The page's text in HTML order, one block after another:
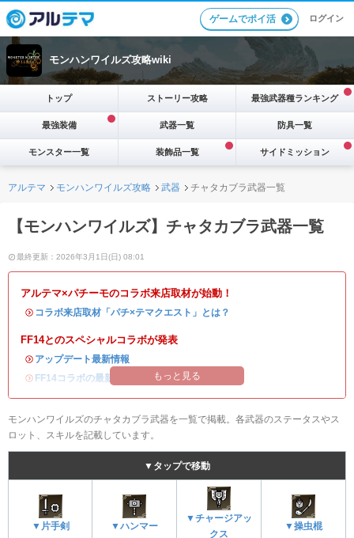
ゲームでポイ活 ログイン
モンハンワイルズ攻略wiki
トップ ストーリー攻略 最強武器種ランキング
最強装備 武器一覧 防具一覧
モンスター一覧 装飾品一覧 サイドミッション
アルテマ モンハンワイルズ攻略 武器 チャタカブラ武器一覧
【モンハンワイルズ】チャタカブラ武器一覧
最終更新：2026年3月1日(日) 08:01
アルテマ×パチーモのコラボ来店取材が始動！
・ コラボ来店取材「パチ×テマクエスト」とは？
FF14とのスペシャルコラボが発表
・ アップデート最新情報
・ FF14コラボの最新情報 オメガ・プラネテス攻略
もっと見る
モンハンワイルズのチャタカブラ武器を一覧で掲載。各武器のステータスやス
ロット、スキルを記載しています。
▼タップで移動
▼片手剣 ▼ハンマー
▼チャージアッ
クス
▼操虫棍